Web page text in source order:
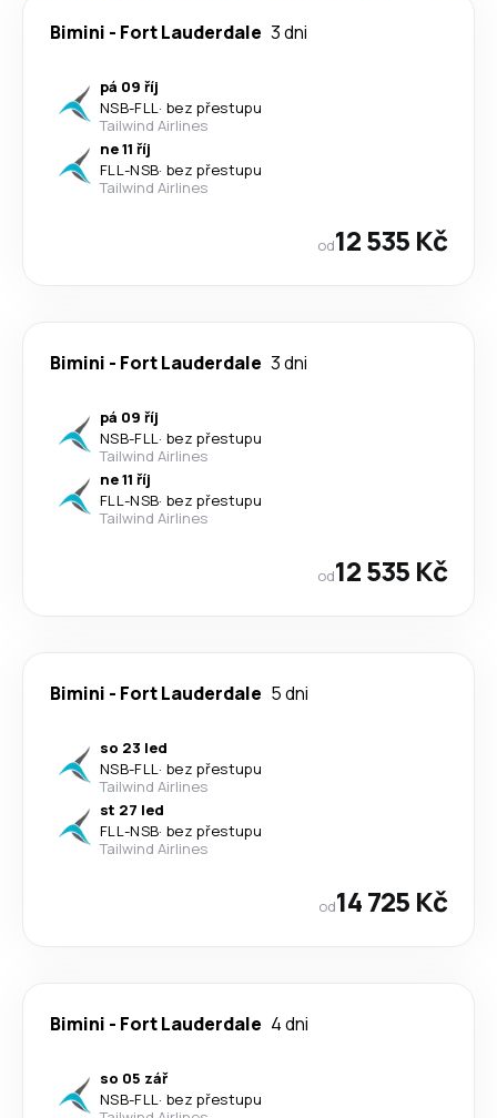
Bimini - Fort Lauderdale 3 dni
pá 09 říj
NSB-FLL· bez přestupu
Tailwind Airlines
ne 11 říj
FLL-NSB· bez přestupu
Tailwind Airlines
od12 535 Kč
Bimini - Fort Lauderdale 3 dni
pá 09 říj
NSB-FLL· bez přestupu
Tailwind Airlines
ne 11 říj
FLL-NSB· bez přestupu
Tailwind Airlines
od12 535 Kč
Bimini - Fort Lauderdale 5 dni
so 23 led
NSB-FLL· bez přestupu
Tailwind Airlines
st 27 led
FLL-NSB· bez přestupu
Tailwind Airlines
od14 725 Kč
Bimini - Fort Lauderdale 4 dni
so 05 zář
NSB-FLL· bez přestupu